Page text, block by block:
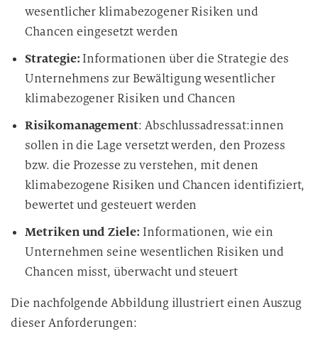
wesentlicher klimabezogener Risiken und
Chancen eingesetzt werden
Strategie:Informationen über die Strategie des
Unternehmens zur Bewältigung wesentlicher
klimabezogener Risiken und Chancen
Risikomanagement: Abschlussadressat:innen
sollen in die Lage versetzt werden, den Prozess
bzw. die Prozesse zu verstehen, mit denen
klimabezogene Risiken und Chancen identifiziert,
bewertet und gesteuert werden
Metriken und Ziele: Informationen, wie ein
Unternehmen seine wesentlichen Risiken und
Chancen misst, überwacht und steuert
Die nachfolgende Abbildung illustriert einen Auszug
dieser Anforderungen: